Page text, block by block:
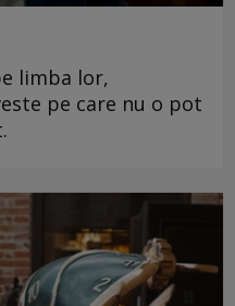
limba lor,
pe care nu o pot